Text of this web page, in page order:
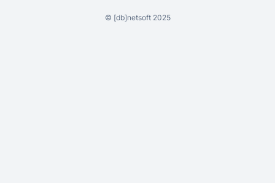
© [db]netsoft2025